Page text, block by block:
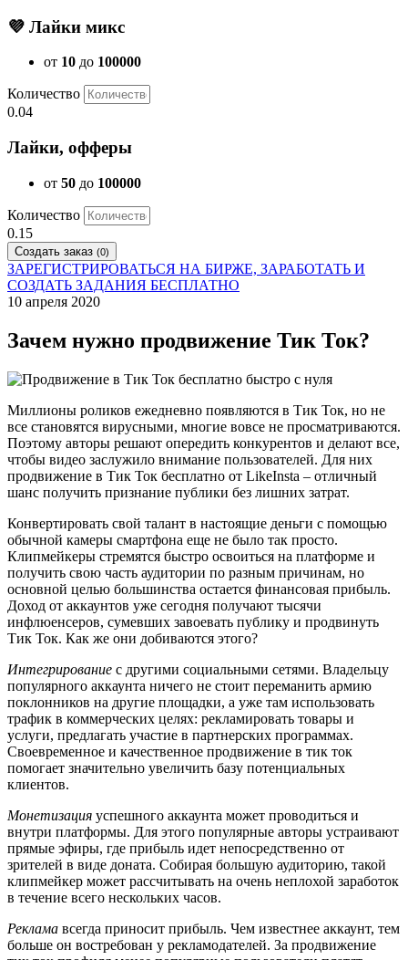
💜 Лайки микс
от 10 до 100000
Количество
0.04
Лайки, офферы
от 50 до 100000
Количество
0.15
Создать заказ (0)
ЗАРЕГИСТРИРОВАТЬСЯ НА БИРЖЕ, ЗАРАБОТАТЬ И
СОЗДАТЬ ЗАДАНИЯ БЕСПЛАТНО
10 апреля 2020
Зачем нужно продвижение Тик Ток?
Миллионы роликов ежедневно появляются в Тик Ток, но не
все становятся вирусными, многие вовсе не просматриваются.
Поэтому авторы решают опередить конкурентов и делают все,
чтобы видео заслужило внимание пользователей. Для них
продвижение в Тик Ток бесплатно от LikeInsta – отличный
шанс получить признание публики без лишних затрат.
Конвертировать свой талант в настоящие деньги с помощью
обычной камеры смартфона еще не было так просто.
Клипмейкеры стремятся быстро освоиться на платформе и
получить свою часть аудитории по разным причинам, но
основной целью большинства остается финансовая прибыль.
Доход от аккаунтов уже сегодня получают тысячи
инфлюенсеров, сумевших завоевать публику и продвинуть
Тик Ток. Как же они добиваются этого?
Интегрирование с другими социальными сетями. Владельцу
популярного аккаунта ничего не стоит переманить армию
поклонников на другие площадки, а уже там использовать
трафик в коммерческих целях: рекламировать товары и
услуги, предлагать участие в партнерских программах.
Своевременное и качественное продвижение в тик ток
помогает значительно увеличить базу потенциальных
клиентов.
Монетизация успешного аккаунта может проводиться и
внутри платформы. Для этого популярные авторы устраивают
прямые эфиры, где прибыль идет непосредственно от
зрителей в виде доната. Собирая большую аудиторию, такой
клипмейкер может рассчитывать на очень неплохой заработок
в течение всего нескольких часов.
Реклама всегда приносит прибыль. Чем известнее аккаунт, тем
больше он востребован у рекламодателей. За продвижение